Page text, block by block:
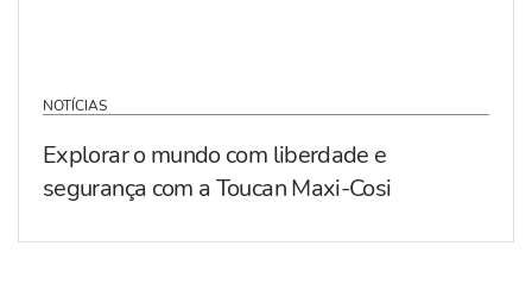
NOTÍCIAS
Explorar o mundo com liberdade e
segurança com a Toucan Maxi-Cosi